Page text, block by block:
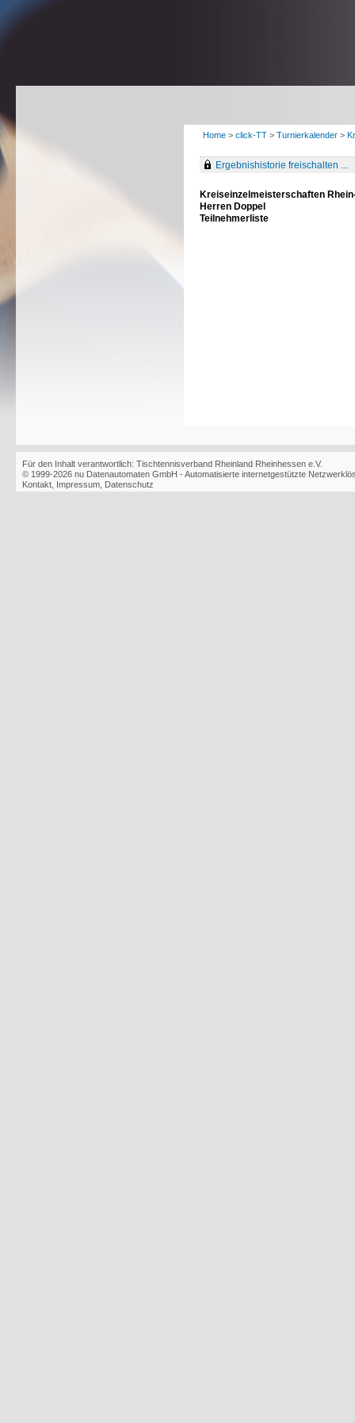
Home > click-TT > Turnierkalender >
Ergebnishistorie freischalten ...
Kreiseinzelmeisterschaften
Herren Doppel
Teilnehmerliste
Für den Inhalt verantwortlich: Tischtennisverband Rheinland Rheinhessen e.V.
© 1999-2026 nu Datenautomaten GmbH - Automatisierte internetgestützte
Kontakt Impressum Datenschutz